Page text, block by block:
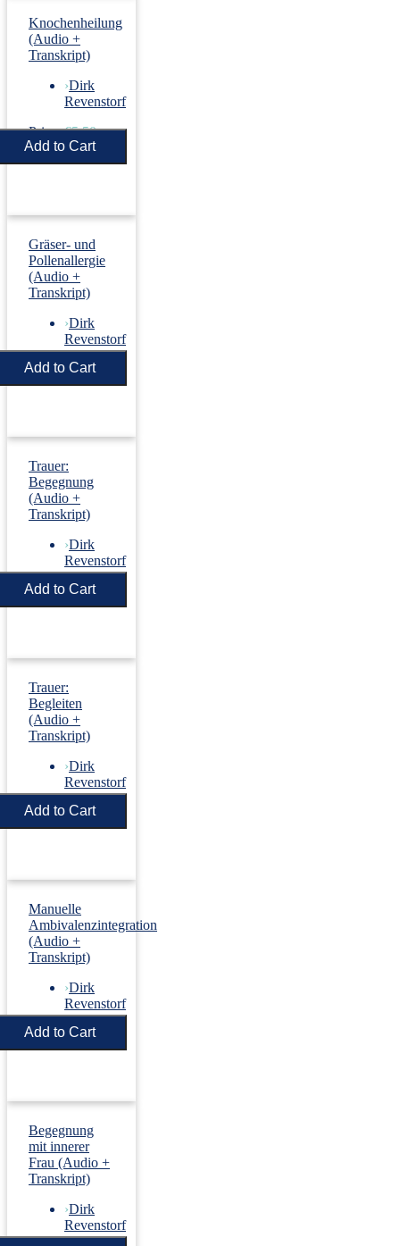
Knochenheilung
(Audio +
Transkript)
›Dirk
Revenstorf
Price: €5.50
Gräser- und
Pollenallergie
(Audio +
Transkript)
›Dirk
Revenstorf
Price: €5.50
Trauer:
Begegnung
(Audio +
Transkript)
›Dirk
Revenstorf
Price: €5.50
Trauer:
Begleiten
(Audio +
Transkript)
›Dirk
Revenstorf
Price: €5.50
Manuelle
Ambivalenzintegration
(Audio +
Transkript)
›Dirk
Revenstorf
Price: €5.50
Begegnung
mit innerer
Frau (Audio +
Transkript)
›Dirk
Revenstorf